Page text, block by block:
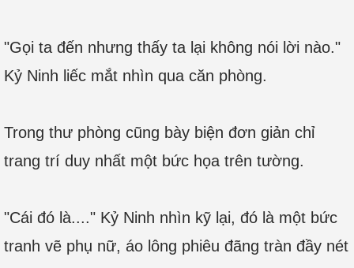
"Gọi ta đến nhưng thấy ta lại không nói lời nào."
Kỷ Ninh liếc mắt nhìn qua căn phòng.
Trong thư phòng cũng bày biện đơn giản chỉ
trang trí duy nhất một bức họa trên tường.
"Cái đó là...." Kỷ Ninh nhìn kỹ lại, đó là một bức
tranh vẽ phụ nữ, áo lông phiêu đãng tràn đầy nét